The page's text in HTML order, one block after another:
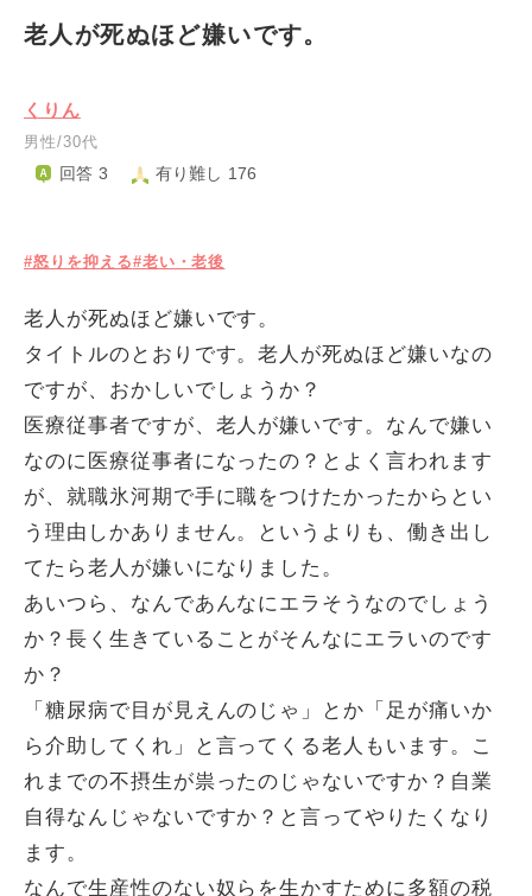
老人が死ぬほど嫌いです。
くりん
男性/30代
回答 3 有り難し 176
#怒りを抑える#老い・老後
老人が死ぬほど嫌いです。
タイトルのとおりです。老人が死ぬほど嫌いなの
ですが、おかしいでしょうか？
医療従事者ですが、老人が嫌いです。なんで嫌い
なのに医療従事者になったの？とよく言われます
が、就職氷河期で手に職をつけたかったからとい
う理由しかありません。というよりも、働き出し
てたら老人が嫌いになりました。
あいつら、なんであんなにエラそうなのでしょう
か？長く生きていることがそんなにエラいのです
か？
「糖尿病で目が見えんのじゃ」とか「足が痛いか
ら介助してくれ」と言ってくる老人もいます。こ
れまでの不摂生が祟ったのじゃないですか？自業
自得なんじゃないですか？と言ってやりたくなり
ます。
なんで生産性のない奴らを生かすために多額の税